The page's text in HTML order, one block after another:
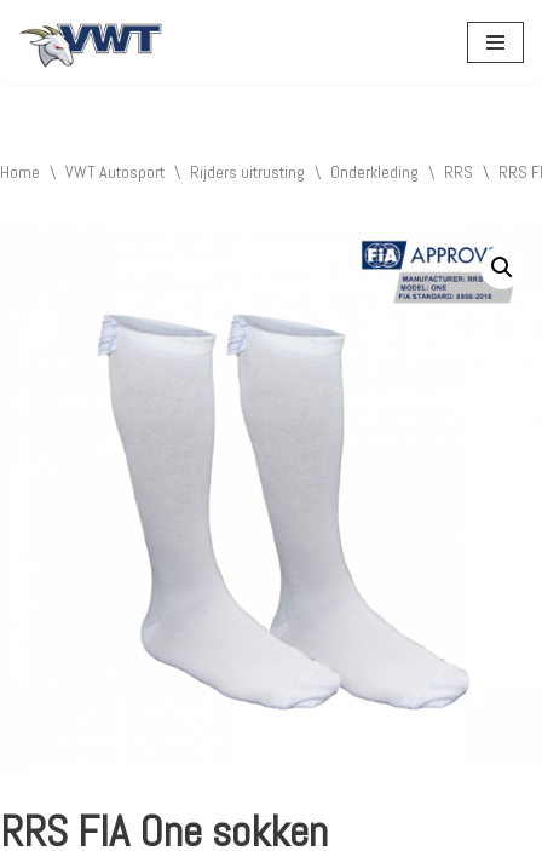
Home \ VWT Autosport \ Rijders uitrusting \ Onderkleding \ RRS \ RRS
RRS FIA One sokken